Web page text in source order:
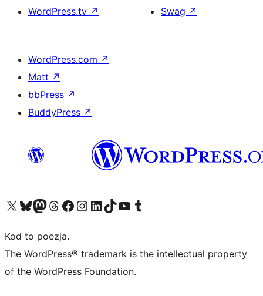
WordPress.tv ↗
Swag ↗
WordPress.com ↗
Matt ↗
bbPress ↗
BuddyPress ↗
Odwiedź nasze konto X (dawniej Twitter)
Odwiedź nasze konto Bluesky
Odwiedź nasze konto na Mastodoncie
Odwiedź naszego Threadsa
Odwiedź naszego Facebooka
Odwiedź nasze konto na Instagramie
Odwiedź nasze konto na LinkedIn
Odwiedź naszego TikToka
Odwiedź nasz kanał YouTube
Odwiedź naszego Tumblra
Kod to poezja.
The WordPress® trademark is the intellectual property
of the WordPress Foundation.